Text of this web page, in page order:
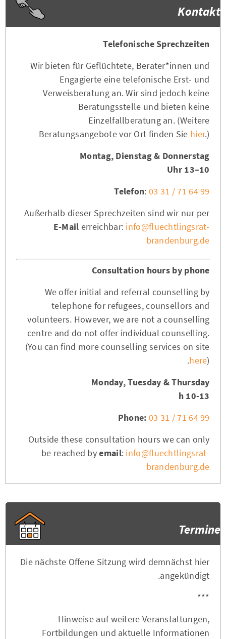
Kontakt
Telefonische Sprechzeiten
Wir bieten für Geflüchtete, Berater*innen und
Engagierte eine telefonische Erst- und
Verweisberatung an. Wir sind jedoch keine
Beratungsstelle und bieten keine
Einzelfallberatung an. (Weitere
Beratungsangebote vor Ort finden Sie hier.)
Montag, Dienstag & Donnerstag
10–13 Uhr
Telefon: 03 31 / 71 64 99
Außerhalb dieser Sprechzeiten sind wir nur per
E-Mail erreichbar: info@fluechtlingsrat-
brandenburg.de
Consultation hours by phone
We offer initial and referral counselling by
telephone for refugees, counsellors and
volunteers. However, we are not a counselling
centre and do not offer individual counselling.
(You can find more counselling services on site
here).
Monday, Tuesday & Thursday
10-13 h
Phone: 03 31 / 71 64 99
Outside these consultation hours we can only
be reached byemail: info@fluechtlingsrat-
brandenburg.de
Termine
Die nächste Offene Sitzung wird demnächst hier
angekündigt.
***
Hinweise auf weitere Veranstaltungen,
Fortbildungen und aktuelle Informationen